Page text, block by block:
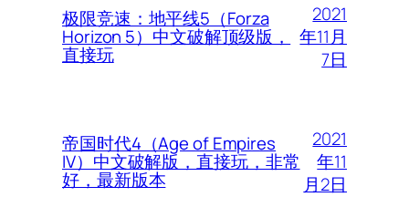
极限竞速：地平线5（Forza
Horizon 5）中文破解顶级版，
直接玩
2021
年11月
7日
帝国时代4（Age of Empires
IV）中文破解版，直接玩，非常
好，最新版本
2021
年11
月2日